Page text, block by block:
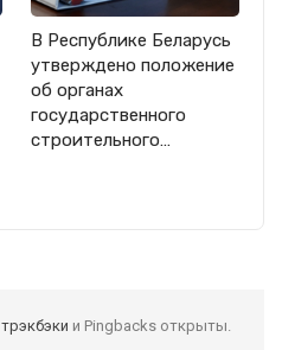
В Республике Беларусь
утверждено положение
об органах
государственного
строительного…
трэкбэки и Pingbacks открыты.